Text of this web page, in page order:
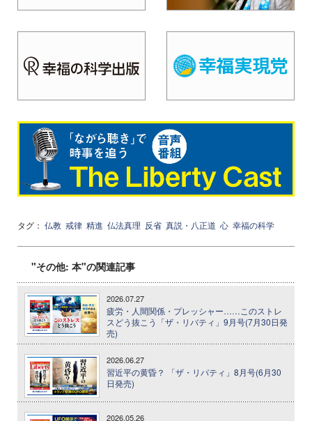
タグ： 仏教 戒律 精進 仏法真理 反省 真説・八正道 心 幸福の科学
"その他: 本"の関連記事
2026.07.27
疲労・人間関係・プレッシャー……このストレ
スどう抜こう「ザ・リバティ」9月号(7月30日発
売)
2026.06.27
習近平の黄昏？ 「ザ・リバティ」8月号(6月30
日発売)
2026.05.26